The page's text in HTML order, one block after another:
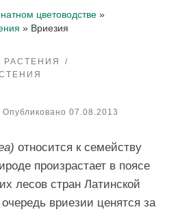
цветоводстве »
» Вриезия
Опубликовано07.08.2013
относится к семейству
произрастает в поясе
лесов стран Латинской
вриезии ценятся за